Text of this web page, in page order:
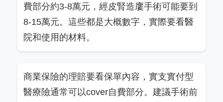
費部分約3-8萬元，經皮腎造廔手術可能要到
8-15萬元。這些都是大概數字，實際要看醫
院和使用的材料。
商業保險的理賠要看保單內容，實支實付型
醫療險通常可以cover自費部分。建議手術前